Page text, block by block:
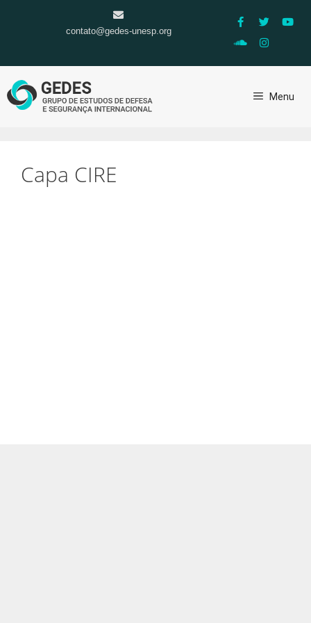
contato@gedes-unesp.org
Menu
Capa CIRE